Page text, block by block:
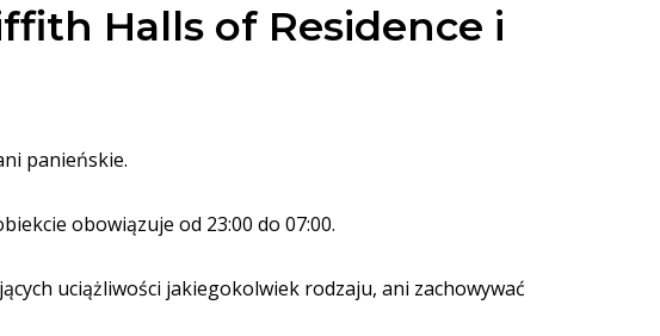
Halls of Residence i
panieńskie.
obowiązuje od 23:00 do 07:00.
uciążliwości jakiegokolwiek rodzaju, ani zachowywać